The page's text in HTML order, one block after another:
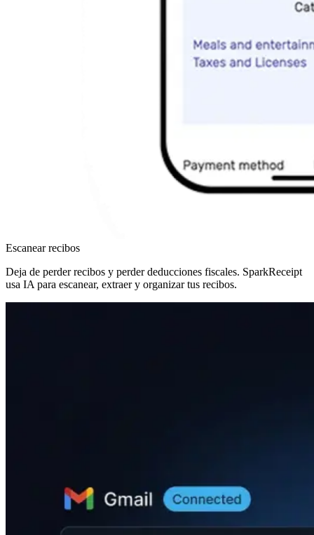
Escanear recibos
Deja de perder recibos y perder deducciones fiscales. SparkReceipt
usa IA para escanear, extraer y organizar tus recibos.